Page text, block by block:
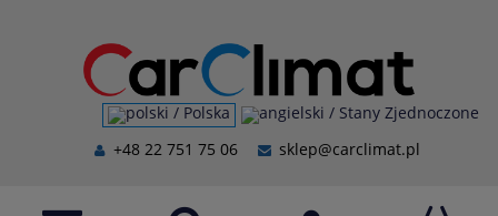
+48 22 751 75 06 sklep@carclimat.pl